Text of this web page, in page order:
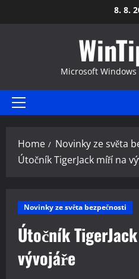
to
8. 8.
Microsoft
Primary
Home
Novinky ze světa
Útočník TigerJack míří na
Novinky ze světa bezpečnosti
Útočník
vývojáře